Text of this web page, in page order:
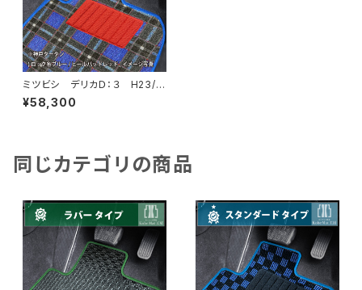
ミツビシ デリカＤ：３ H23/1
0〜H31/4 BM20 7人乗
フロアマット一式 カーマット
¥58,300
同じカテゴリの商品